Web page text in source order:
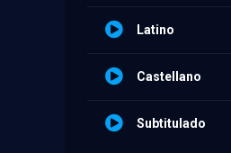
Latino
Castellano
Subtitulado